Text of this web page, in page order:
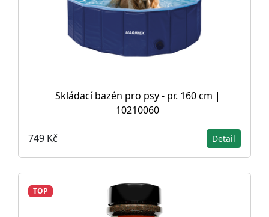
Skládací bazén pro psy - pr. 160 cm |
10210060
749 Kč Detail
TOP